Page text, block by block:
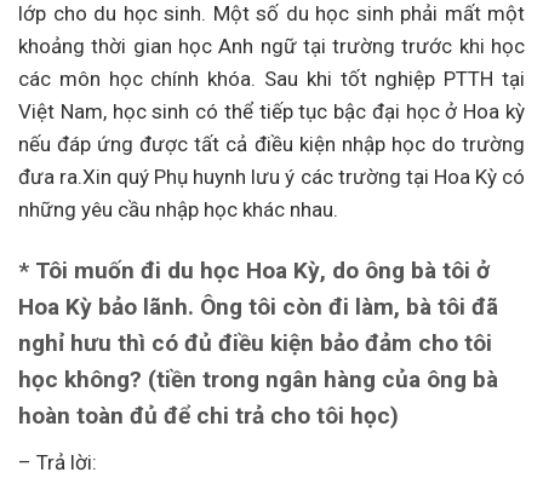
lớp cho du học sinh. Một số du học sinh phải mất một
khoảng thời gian học Anh ngữ tại trường trước khi học
các môn học chính khóa. Sau khi tốt nghiệp PTTH tại
Việt Nam, học sinh có thể tiếp tục bậc đại học ở Hoa kỳ
nếu đáp ứng được tất cả điều kiện nhập học do trường
đưa ra.Xin quý Phụ huynh lưu ý các trường tại Hoa Kỳ có
những yêu cầu nhập học khác nhau.
* Tôi muốn đi du học Hoa Kỳ, do ông bà tôi ở
Hoa Kỳ bảo lãnh. Ông tôi còn đi làm, bà tôi đã
nghỉ hưu thì có đủ điều kiện bảo đảm cho tôi
học không? (tiền trong ngân hàng của ông bà
hoàn toàn đủ để chi trả cho tôi học)
– Trả lời: